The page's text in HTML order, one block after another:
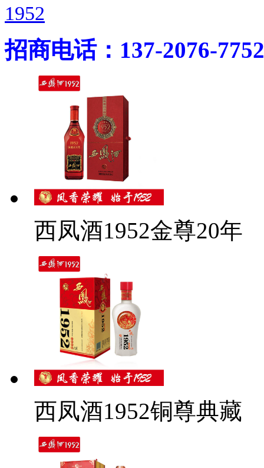
1952
招商电话：137-2076-7752
西凤酒1952金尊20年
西凤酒1952铜尊典藏